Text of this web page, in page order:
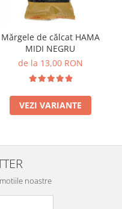
Mărgele de călcat HAMA
MIDI NEGRU
de la 13,00 RON
VEZI VARIANTE
noastre